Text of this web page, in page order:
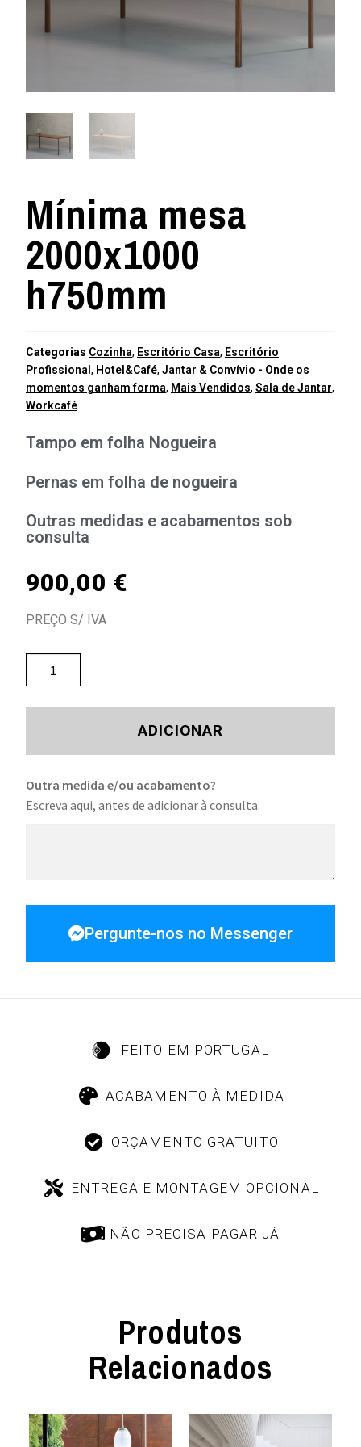
Mínima mesa
2000x1000
h750mm
Categorias Cozinha, Escritório Casa, Escritório
Profissional , Hotel&Café, Jantar & Convívio - Onde os
momentos ganham forma, Mais Vendidos, Sala de Jantar,
Workcafé
Tampo em folha Nogueira
Pernas em folha de nogueira
Outras medidas e acabamentos sob
consulta
900,00 €
PREÇO S/ IVA
ADICIONAR
Outra medida e/ou acabamento?
Escreva aqui, antes de adicionar à consulta:
Pergunte-nos no Messenger
FEITO EM PORTUGAL
ACABAMENTO À MEDIDA
ORÇAMENTO GRATUITO
ENTREGA E MONTAGEM OPCIONAL
NÃO PRECISA PAGAR JÁ
Produtos
Relacionados